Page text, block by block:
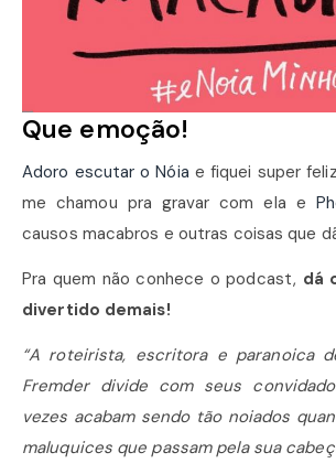
Que emoção!
Adoro escutar o Nóia e fiquei super
me chamou pra gravar com ela e
causos macabros e outras coisas que
Pra quem não conhece o podcast, dá
divertido demais!
“A roteirista, escritora e paranoica
Fremder divide com seus
vezes acabam sendo tão noiados
maluquices que passam pela sua